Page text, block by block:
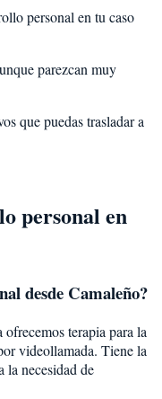
personal en tu caso
parezcan muy
que puedas trasladar a
personal en
desde Camaleño?
terapia para la
videollamada. Tiene la
la necesidad de